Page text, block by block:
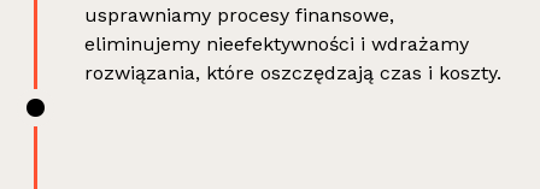
usprawniamy procesy finansowe,
eliminujemy nieefektywności i wdrażamy
rozwiązania, które oszczędzają czas i koszty.